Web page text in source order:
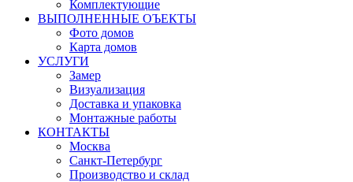
Комплектующие
ВЫПОЛНЕННЫЕ ОЪЕКТЫ
Фото домов
Карта домов
УСЛУГИ
Замер
Визуализация
Доставка и упаковка
Монтажные работы
КОНТАКТЫ
Москва
Санкт-Петербург
Производство и склад